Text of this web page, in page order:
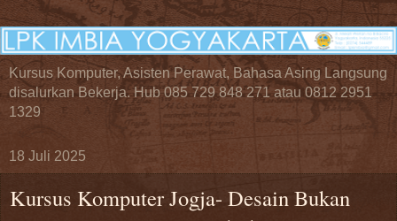
Kursus Komputer, Asisten Perawat, Bahasa Asing Langsung
disalurkan Bekerja. Hub 085 729 848 271 atau 0812 2951
1329
18 Juli 2025
Kursus Komputer Jogja- Desain Bukan